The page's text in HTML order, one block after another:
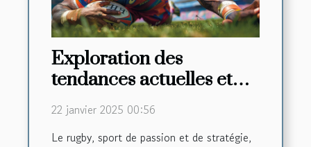
Exploration des
tendances actuelles et
futures dans les
compétitions de rugby
22 janvier 2025 00:56
Le rugby, sport de passion et de stratégie,